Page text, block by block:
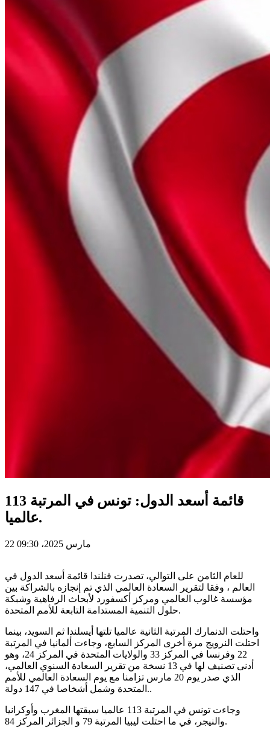
قائمة أسعد الدول: تونس في المرتبة 113
عالميا.
22 مارس 2025، 09:30
للعام الثامن على التوالي، تصدرت فنلندا قائمة أسعد الدول في
العالم ، وفقا لتقرير السعادة العالمي الذي تم إنجازه بالشراكة بين
مؤسسة غالوب العالمي ومركز أكسفورد لأبحاث الرفاهية وشبكة
حلول التنمية المستدامة التابعة للأمم المتحدة.
واحتلت الدنمارك المرتبة الثانية عالميا تلتها أيسلندا ثم السويد، بينما
احتلت النرويج مرة أخرى المركز السابع، وجاءت ألمانيا في المرتبة
22 وفرنسا في المركز 33 والولايات المتحدة في المركز 24، وهو
أدنى تصنيف لها في 13 نسخة من تقرير السعادة السنوي العالمي،
الذي صدر يوم 20 مارس تزامنا مع يوم السعادة العالمي للأمم
المتحدة وشمل أشخاصا في 147 دولة..
وجاءت تونس في المرتبة 113 عالميا سبقتها المغرب وأوكرانيا
والنيجر، في ما احتلت ليبيا المرتبة 79 و الجزائر المركز 84.